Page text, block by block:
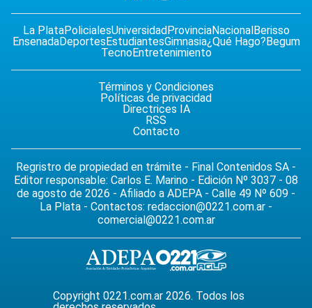
La PlataPolicialesUniversidadProvinciaNacionalBerisso
EnsenadaDeportesEstudiantesGimnasia¿Qué Hago?Begum
TecnoEntretenimiento
Términos y Condiciones
Políticas de privacidad
Directrices IA
RSS
Contacto
Regristro de propiedad en trámite - Final Contenidos SA -
Editor responsable: Carlos E. Marino - Edición Nº 3037 - 08
de agosto de 2026 - Afiliado a ADEPA - Calle 49 Nº 609 -
La Plata - Contactos: redaccion@0221.com.ar -
comercial@0221.com.ar
Copyright 0221.com.ar 2026. Todos los